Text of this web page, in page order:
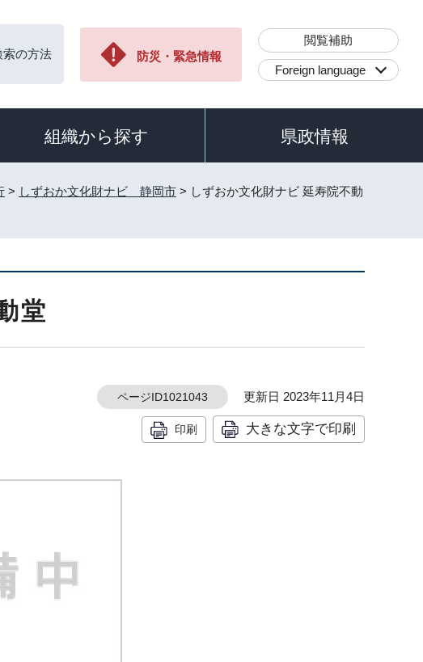
索の方法 防災・緊急情報
閲覧補助
Foreign language
組織から探す 県政情報
> しずおか文化財ナビ 静岡市 > しずおか文化財ナビ 延寿院不動
堂
ページID1021043 更新日 2023年11月4日
印刷 大きな文字で印刷